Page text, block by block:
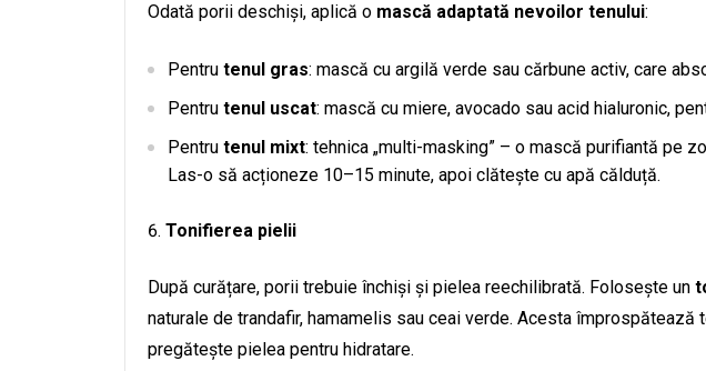
Odată porii deschiși, aplică o mască adaptată nevoilor tenului:
Pentru tenul gras: mască cu argilă verde sau cărbune activ, care
Pentru tenul uscat: mască cu miere, avocado sau acid hialuronic,
Pentru tenul mixt: tehnica „multi-masking” – o mască purifiantă pe
Las-o să acționeze 10–15 minute, apoi clătește cu apă călduță.
Tonifierea pielii
După curățare, porii trebuie închiși și pielea reechilibrată. Folosește un
naturale de trandafir, hamamelis sau ceai verde. Acesta împrospătează
pregătește pielea pentru hidratare.